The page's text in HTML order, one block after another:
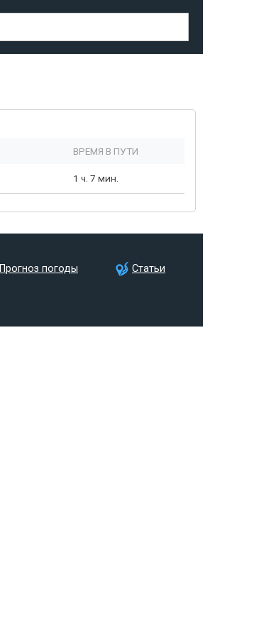
ВРЕМЯ В ПУТИ
1 ч. 7 мин.
Прогноз погоды Статьи